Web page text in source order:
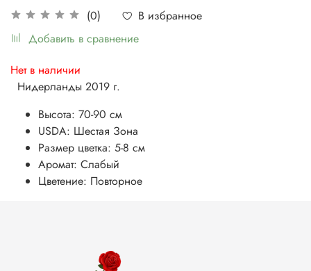
(0)
В избранное
Добавить в сравнение
Нет в наличии
Нидерланды 2019 г.
Высота: 70-90 см
USDA: Шестая Зона
Размер цветка: 5-8 см
Аромат: Слабый
Цветение: Повторное